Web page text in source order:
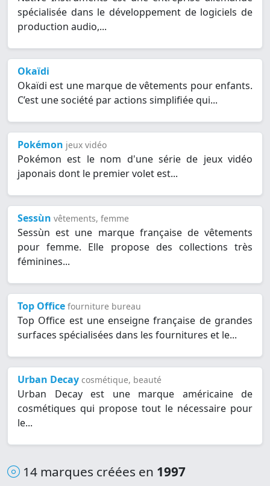
spécialisée dans le développement de logiciels de
production audio,...
Okaïdi
Okaïdi est une marque de vêtements pour enfants.
C’est une société par actions simplifiée qui...
Pokémon jeux vidéo
Pokémon est le nom d'une série de jeux vidéo
japonais dont le premier volet est...
Sessùn vêtements, femme
Sessùn est une marque française de vêtements
pour femme. Elle propose des collections très
féminines...
Top Office fourniture bureau
Top Office est une enseigne française de grandes
surfaces spécialisées dans les fournitures et le...
Urban Decay cosmétique, beauté
Urban Decay est une marque américaine de
cosmétiques qui propose tout le nécessaire pour
le...
14 marques créées en 1997